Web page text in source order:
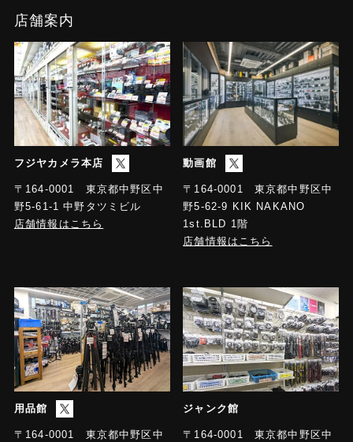
店舗案内
フジヤカメラ本店
〒164-0001 東京都中野区中
野5-61-1 中野タツミビル
店舗情報はこちら
動画館
〒164-0001 東京都中野区中
野5-62-9 KIK NAKANO
1st.BLD 1階
店舗情報はこちら
用品館
〒164-0001 東京都中野区中
ジャンク館
〒164-0001 東京都中野区中